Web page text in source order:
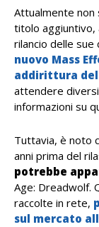
Attualmente non
titolo aggiuntivo,
rilancio delle sue
nuovo Mass
addirittura del
attendere
informazioni su
Tuttavia, è noto
anni prima del
potrebbe
Age: Dreadwolf.
raccolte in rete,
sul mercato